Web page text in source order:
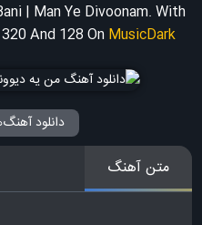
| Man Ye Divoonam. With
And 128 On MusicDark
دانلود
متن آهنگ